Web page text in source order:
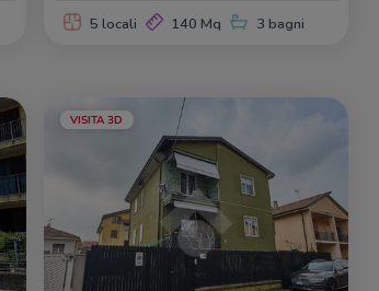
5 locali 140 Mq 3 bagni
VISITA 3D